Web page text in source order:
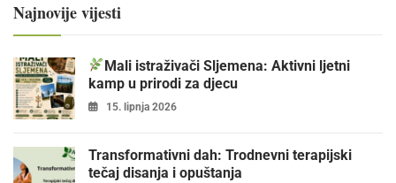
Najnovije vijesti
Mali istraživači Sljemena: Aktivni ljetni
kamp u prirodi za djecu
15. lipnja 2026
Transformativni dah: Trodnevni terapijski
tečaj disanja i opuštanja